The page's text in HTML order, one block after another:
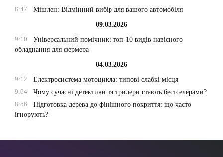
8:47
Мішлен: Відмінний вибір для вашого автомобіля
09.03.2026
9:10
Універсальний помічник: топ-10 видів навісного
обладнання для фермера
04.03.2026
9:12
Електросистема мотоцикла: типові слабкі місця
9:04
Чому сучасні детективи та трилери стають бестселерами?
8:56
Підготовка дерева до фінішного покриття: що часто
ігнорують?